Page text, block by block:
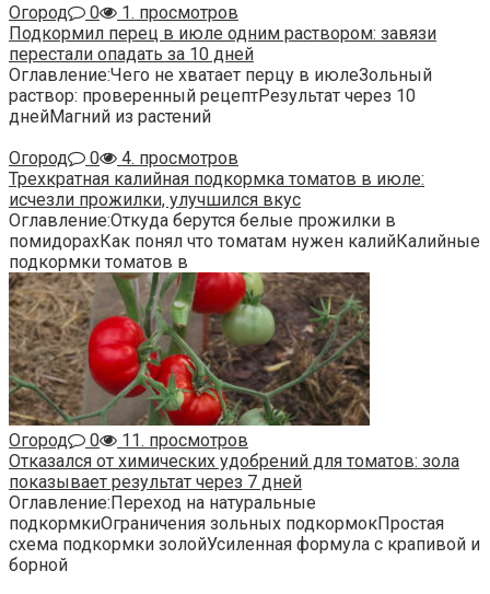
Огород
0
1. просмотров
Подкормил перец в июле одним раствором: завязи
перестали опадать за 10 дней
Оглавление:Чего не хватает перцу в июлеЗольный
раствор: проверенный рецептРезультат через 10
днейМагний из растений
Огород
0
4. просмотров
Трехкратная калийная подкормка томатов в июле:
исчезли прожилки, улучшился вкус
Оглавление:Откуда берутся белые прожилки в
помидорахКак понял что томатам нужен калийКалийные
подкормки томатов в
Огород 0
11. просмотров
Отказался от химических удобрений для томатов: зола
показывает результат через 7 дней
Оглавление:Переход на натуральные
подкормкиОграничения зольных подкормокПростая
схема подкормки золойУсиленная формула с крапивой и
борной